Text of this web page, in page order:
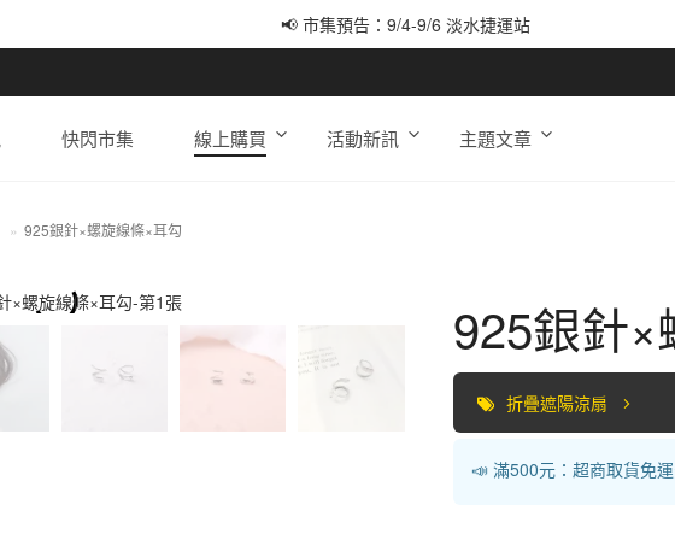
📢 市集預告：9/4-9/6 淡水捷運站
快閃市集 線上購買 活動新訊 主題文章
925銀針×螺旋線條×耳勾
925銀針
折疊遮陽涼扇
📣 滿500元：超商取貨免